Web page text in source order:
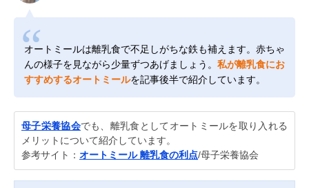
オートミールは離乳食で不足しがちな鉄も補えます。赤ちゃ
んの様子を見ながら少量ずつあげましょう。 私が離乳食にお
すすめするオートミールを記事後半で紹介しています。
母子栄養協会でも、離乳食としてオートミールを取り入れる
メリットについて紹介しています。
参考サイト： オートミール 離乳食の利点/母子栄養協会